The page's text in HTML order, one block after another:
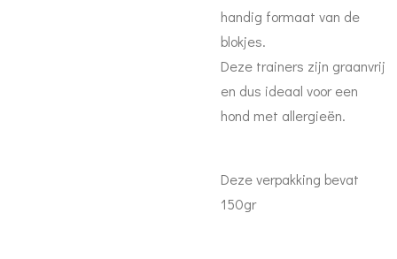
handig formaat van de
blokjes.
Deze trainers zijn graanvrij
en dus ideaal voor een
hond met allergieën.
Deze verpakking bevat
150gr